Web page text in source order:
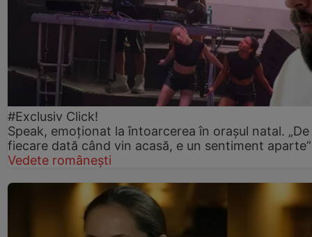
#Exclusiv Click!
Speak, emoționat la întoarcerea în orașul natal. „De
fiecare dată când vin acasă, e un sentiment aparte”
Vedete românești